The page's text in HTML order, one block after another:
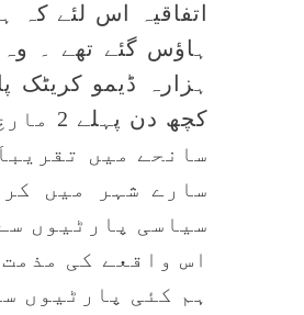
اتفاقیہ اس لئے
ہزارہ ڈیمو کریٹک
کچھ
سانحے میں
سارے شہر میں
سیاسی پارٹیوں
اس واقعے کی
ہم کئی پارٹیوں